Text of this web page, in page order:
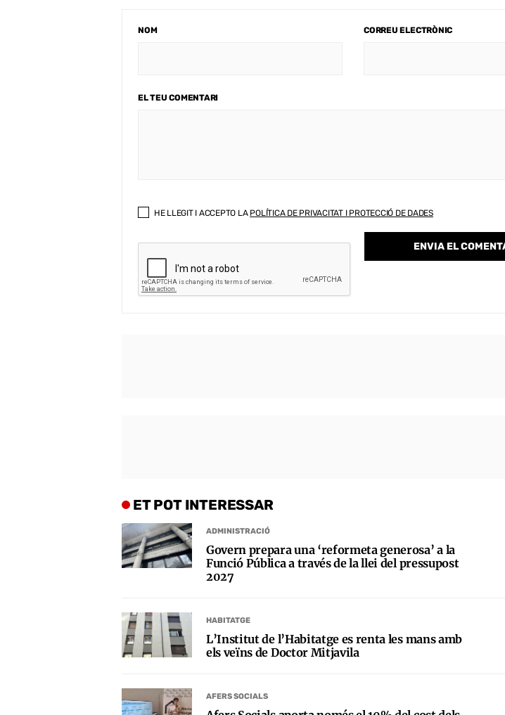
NOM CORREU ELECTRÒNIC
EL TEU COMENTARI
HE LLEGIT I ACCEPTO LA POLÍTICA DE PRIVACITAT I PROTECCIÓ DE DADES
ET POT INTERESSAR
ADMINISTRACIÓ
Govern prepara una ‘reformeta generosa’ a la
Funció Pública a través de la llei del pressupost
2027
HABITATGE
L’Institut de l’Habitatge es renta les mans amb
els veïns de Doctor Mitjavila
AFERS SOCIALS